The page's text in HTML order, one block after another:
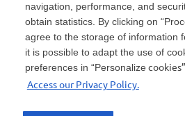
navigation, performance, and
obtain statistics. By clicking on
agree to the storage of information
it is possible to adapt the use of
preferences in “Personalize
Access our Privacy Policy.
Mercado: Carrefour Comércio e Indústrias
nº 420, Empresarial Gato Preto, Cajamar - SP |
45.543.915/0846-95
Drogaria: Carrefour Comercio e Industria
15187, Loja 104/105/106 Bloco A Setor 1 -
CEP 04794-000 | CNPJ: 45.543.915/0736-50
Envio de documentos administrativos e
Tamboré, Barueri - SP | CEP 06460-020
atendimento@carrefour.com.br